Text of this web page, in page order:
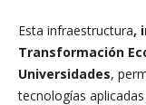
Esta infraestructura,
Transformación
Universidades,
tecnologías